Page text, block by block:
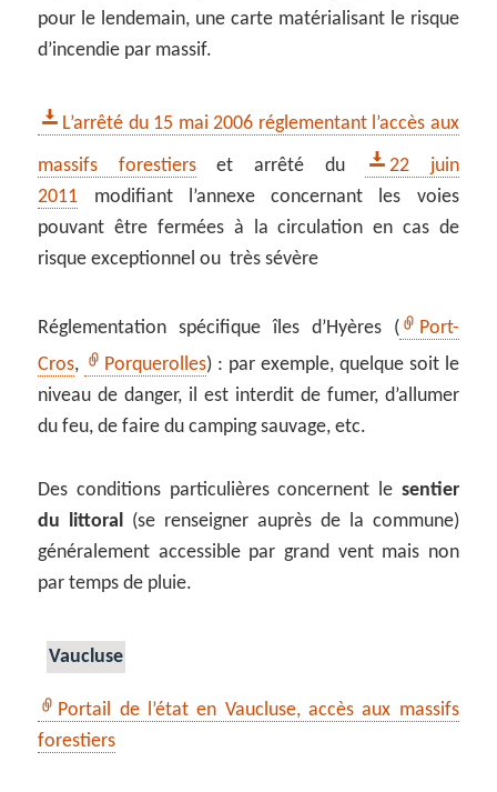
pour le lendemain, une carte matérialisant le risque
d’incendie par massif.
L’arrêté du 15 mai 2006 réglementant l’accès aux
massifs forestierset arrêté du
22 juin
2011 modifiant l’annexe concernant les voies
pouvant être fermées à la circulation en cas de
risque exceptionnel ou très sévère
Réglementation spécifique îles d’Hyères (
Port-
Cros, Porquerolles) : par exemple, quelque soit le
niveau de danger, il est interdit de fumer, d’allumer
du feu, de faire du camping sauvage, etc.
Des conditions particulières concernent le sentier
du littoral (se renseigner auprès de la commune)
généralement accessible par grand vent mais non
par temps de pluie.
Vaucluse
Portail de l’état en Vaucluse, accès aux massifs
forestiers